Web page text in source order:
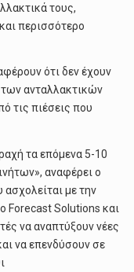
τους,
περισσότερο
ότι δεν έχουν
ανταλλακτικών
τις πιέσεις που
τα επόμενα 5-10
αναφέρει ο
με την
Forecast Solutions και
να αναπτύξουν νέες
να επενδύσουν σε